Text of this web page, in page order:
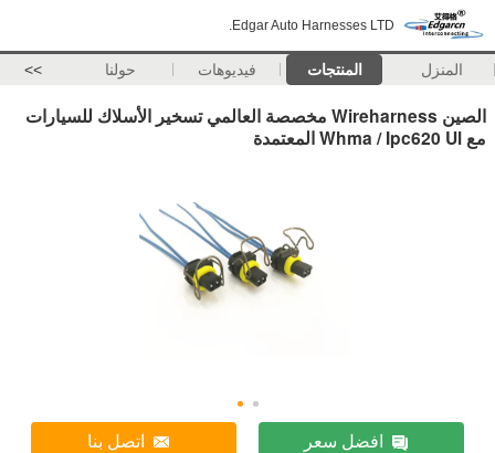
Edgar Auto Harnesses LTD.
المنزل المنتجات فيديوهات حولنا >>
الصين Wireharness مخصصة العالمي تسخير الأسلاك للسيارات
مع Whma / Ipc620 Ul المعتمدة
افضل سعر اتصل بنا